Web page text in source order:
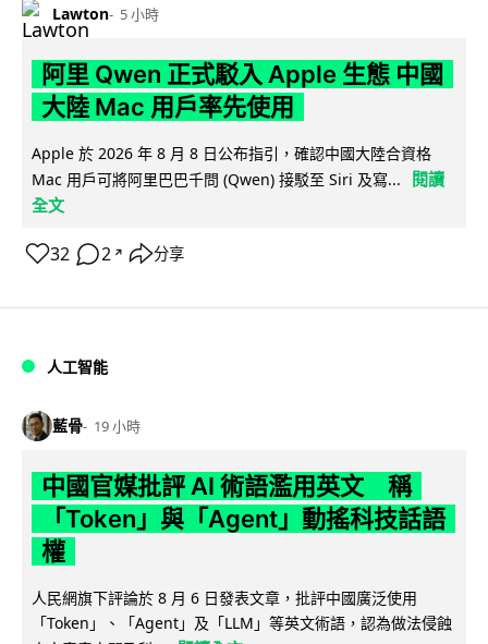
Lawton 5 小時
阿里 Qwen 正式駁入 Apple 生態 中國
大陸 Mac 用戶率先使用
Apple 於 2026 年 8 月 8 日公布指引，確認中國大陸合資格
Mac 用戶可將阿里巴巴千問 (Qwen) 接駁至 Siri 及寫...
閱讀
全文
32 2 ↗ 分享
人工智能
藍骨 19 小時
中國官媒批評 AI 術語濫用英文 稱
「Token」與「Agent」動搖科技話語
權
人民網旗下評論於 8 月 6 日發表文章，批評中國廣泛使用
「Token」、「Agent」及「LLM」等英文術語，認為做法侵蝕